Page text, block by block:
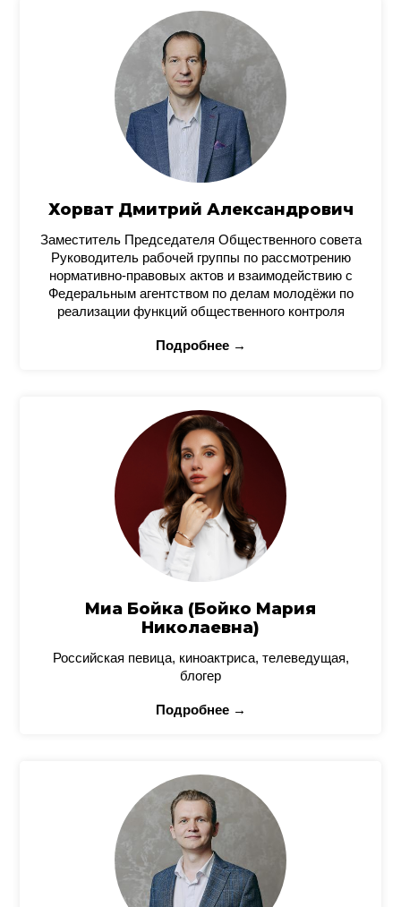
Хорват Дмитрий Александрович
Заместитель Председателя Общественного совета
Руководитель рабочей группы по рассмотрению
нормативно-правовых актов и взаимодействию с
Федеральным агентством по делам молодёжи по
реализации функций общественного контроля
Подробнее →
Миа Бойка (Бойко Мария
Николаевна)
Российская певица, киноактриса, телеведущая,
блогер
Подробнее →